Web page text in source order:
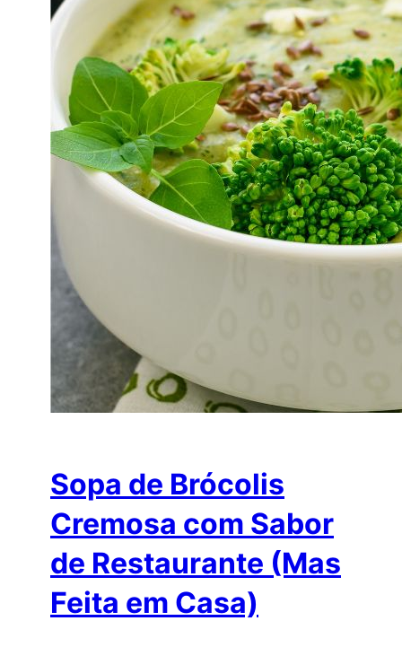
Sopa de Brócolis
Cremosa com Sabor
de Restaurante (Mas
Feita em Casa)